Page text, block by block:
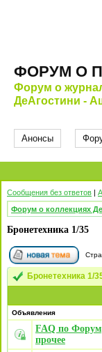
ФОРУМ О
Форум о
ДеАгостини -
Анонсы
Сообщения без ответов |
Форум о коллекциях
Бронетехника 1/35
Бронетехника 1/
Объявления
FAQ по
прочее